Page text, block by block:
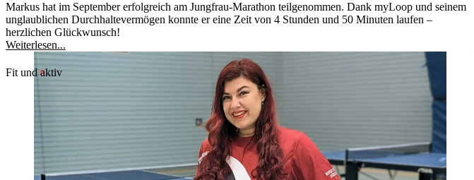
Markus hat im September erfolgreich am Jungfrau-Marathon teilgenommen. Dank myLoop und seinem
unglaublichen Durchhaltevermögen konnte er eine Zeit von 4 Stunden und 50 Minuten laufen –
herzlichen Glückwunsch!
Weiterlesen...
Fit und aktiv